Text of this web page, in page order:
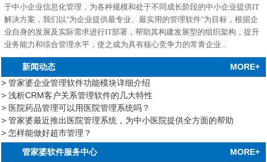
于中小企业信息化管理，为各种规模和处于不同成长阶段的中小企业提供IT
解决方案，我们以"为企业提供最专业、最实用的管理软件"为目标，根据企
业自身的发展及实际需求进行IT部署，帮助其构建发展型的组织架构，提升
业务能力和综合管理水平，使之成为具有核心竞争力的常青企业...
新闻动态
MORE+
> 管家婆企业管理软件功能模块详细介绍
> 浅析CRM客户关系管理软件的几大特性
> 医院药品管理可以用医院管理系统吗？
> 管家婆最近推出医院管理系统，为中小医院提供全方面的帮助
> 怎样能做好超市管理？
管家婆软件服务中心 MORE+